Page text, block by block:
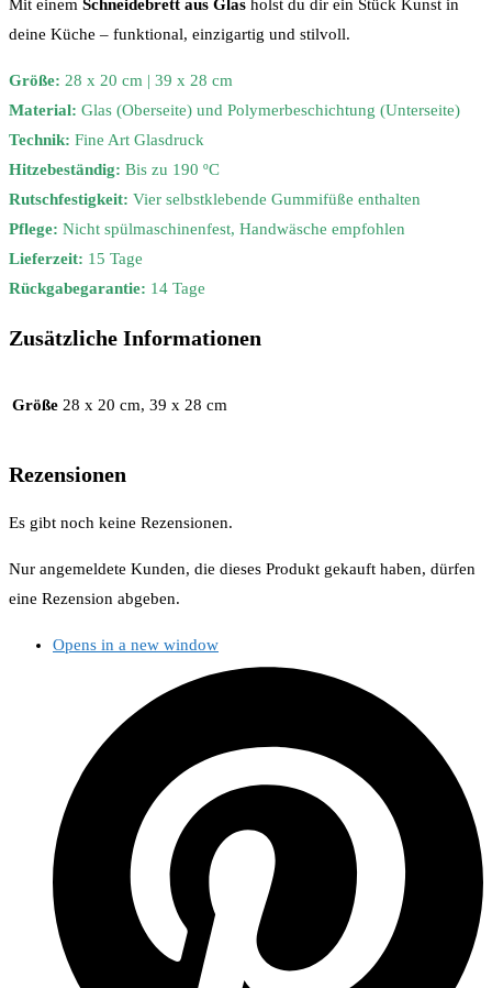
Mit einem Schneidebrett aus Glas holst du dir ein Stück Kunst in
deine Küche – funktional, einzigartig und stilvoll.
Größe: 28 x 20 cm | 39 x 28 cm
Material: Glas (Oberseite) und Polymerbeschichtung (Unterseite)
Technik: Fine Art Glasdruck
Hitzebeständig: Bis zu 190 ºC
Rutschfestigkeit: Vier selbstklebende Gummifüße enthalten
Pflege: Nicht spülmaschinenfest, Handwäsche empfohlen
Lieferzeit: 15 Tage
Rückgabegarantie: 14 Tage
Zusätzliche Informationen
Größe 28 x 20 cm, 39 x 28 cm
Rezensionen
Es gibt noch keine Rezensionen.
Nur angemeldete Kunden, die dieses Produkt gekauft haben, dürfen
eine Rezension abgeben.
Opens in a new window